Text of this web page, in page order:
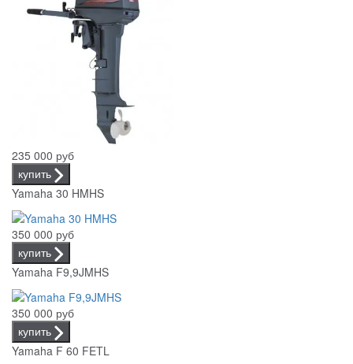
235 000 руб
купить
Yamaha 30 HMHS
350 000 руб
купить
Yamaha F9,9JMHS
350 000 руб
купить
Yamaha F 60 FETL